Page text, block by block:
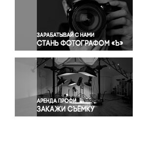
Политика
Правосудие
Происшествия и конфликты
Религия
Светская жизнь
Спорт
Экология
Экономика и бизнес